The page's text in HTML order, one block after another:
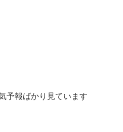
予報ばかり見ています